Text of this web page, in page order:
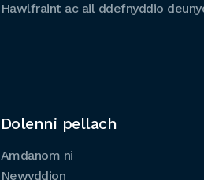
Hawlfraint ac ail ddefnyddio
Dolenni pellach
Amdanom ni
Newyddion